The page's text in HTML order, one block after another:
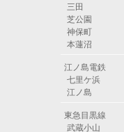
三田
芝公園
神保町
本蓮沼
江ノ島電鉄
七里ケ浜
江ノ島
東急目黒線
武蔵小山